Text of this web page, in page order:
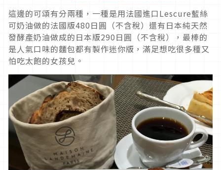
這邊的可頌有分兩種，一種是用法國進口Lescure藍絲
可奶油做的法國版480日圓（不含稅）還有日本純天然
發酵產奶油做成的日本版290日圓（不含稅），最棒的
是人氣口味的麵包都有製作迷你版，滿足想吃很多種又
怕吃太飽的女孩兒。